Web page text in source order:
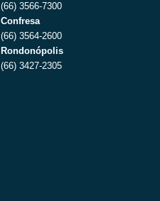
(66) 3566-7300
Confresa
(66) 3564-2600
Rondonópolis
(66) 3427-2305